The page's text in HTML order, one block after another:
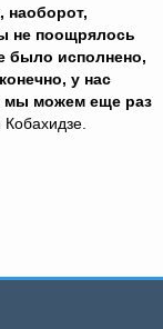
наоборот,
не поощрялось
было исполнено,
у нас
мы можем еще раз